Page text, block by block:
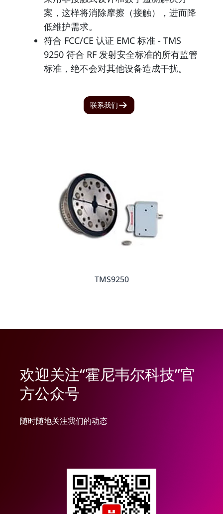
案，这样将消除摩擦（接触），进而降
低维护需求。
符合 FCC/CE 认证 EMC 标准 - TMS
9250 符合 RF 发射安全标准的所有监管
标准，绝不会对其他设备造成干扰。
联系我们
TMS9250
欢迎关注“霍尼韦尔科技”官
方公众号
随时随地关注我们的动态